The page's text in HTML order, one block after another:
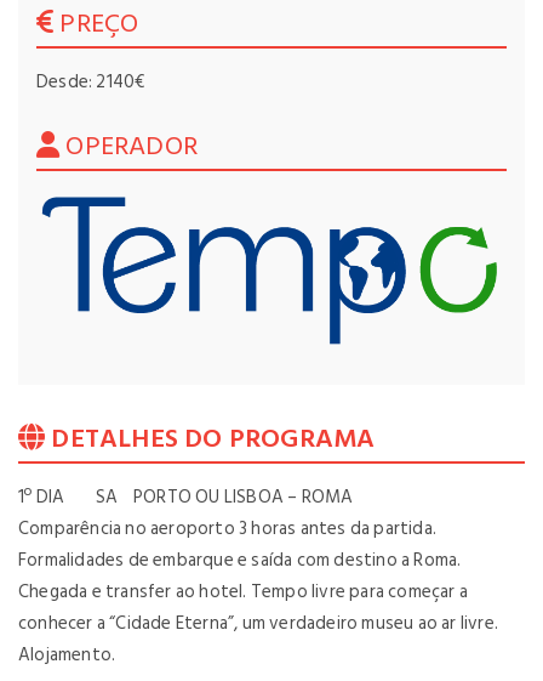
PREÇO
Desde: 2140€
OPERADOR
DETALHES DO PROGRAMA
1º DIA SA PORTO OU LISBOA – ROMA
Comparência no aeroporto 3 horas antes da partida.
Formalidades de embarque e saída com destino a Roma.
Chegada e transfer ao hotel. Tempo livre para começar a
conhecer a “Cidade Eterna”, um verdadeiro museu ao ar livre.
Alojamento.